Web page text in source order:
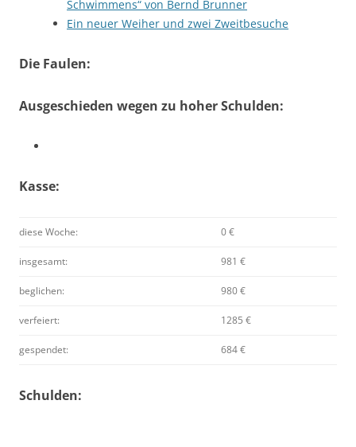
Schwimmens“ von Bernd Brunner
Ein neuer Weiher und zwei Zweitbesuche
Die Faulen:
Ausgeschieden wegen zu hoher Schulden:
Kasse:
diese Woche: 0 €
insgesamt: 981 €
beglichen: 980 €
verfeiert: 1285 €
gespendet: 684 €
Schulden: